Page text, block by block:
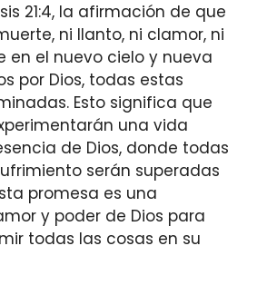
21:4, la afirmación de que
ni llanto, ni clamor, ni
en el nuevo cielo y nueva
por Dios, todas estas
Esto significa que
una vida
de Dios, donde todas
serán superadas
promesa es una
y poder de Dios para
todas las cosas en su